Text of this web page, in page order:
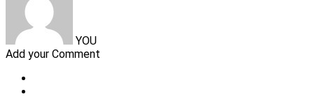
YOU
Add your Comment